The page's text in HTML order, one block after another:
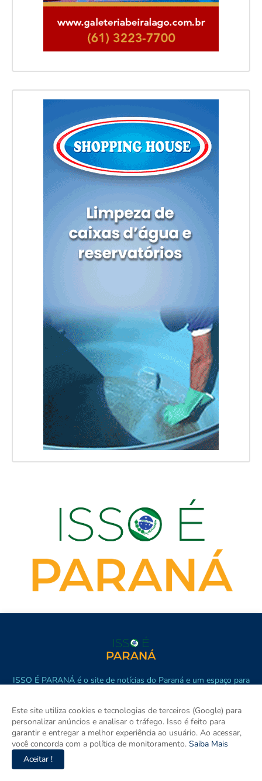
ISSO É PARANÁ é o site de notícias do Paraná e um espaço para
empreendedorismo. DRT 0010556/DF.
Este site utiliza cookies e tecnologias de terceiros (Google) para
personalizar anúncios e analisar o tráfego. Isso é feito para
garantir e entregar a melhor experiência ao usuário. Ao acessar,
você concorda com a política de monitoramento. Saiba Mais
Aceitar !